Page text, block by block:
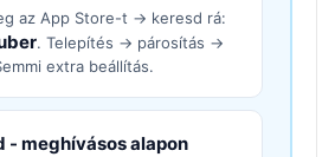
az App Store-t → keresd rá:
. Telepítés → párosítás →
extra beállítás.
- meghívásos alapon